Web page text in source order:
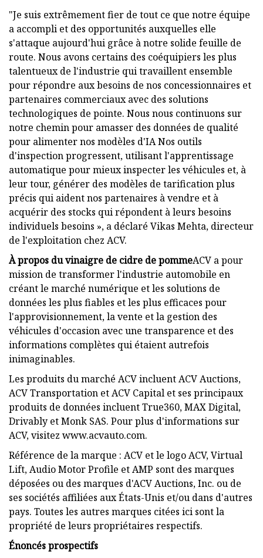
"Je suis extrêmement fier de tout ce que notre équipe
a accompli et des opportunités auxquelles elle
s'attaque aujourd'hui grâce à notre solide feuille de
route. Nous avons certains des coéquipiers les plus
talentueux de l'industrie qui travaillent ensemble
pour répondre aux besoins de nos concessionnaires et
partenaires commerciaux avec des solutions
technologiques de pointe. Nous nous continuons sur
notre chemin pour amasser des données de qualité
pour alimenter nos modèles d'IA Nos outils
d'inspection progressent, utilisant l'apprentissage
automatique pour mieux inspecter les véhicules et, à
leur tour, générer des modèles de tarification plus
précis qui aident nos partenaires à vendre et à
acquérir des stocks qui répondent à leurs besoins
individuels besoins », a déclaré Vikas Mehta, directeur
de l'exploitation chez ACV.
À propos du vinaigre de cidre de pommeACV a pour
mission de transformer l'industrie automobile en
créant le marché numérique et les solutions de
données les plus fiables et les plus efficaces pour
l'approvisionnement, la vente et la gestion des
véhicules d'occasion avec une transparence et des
informations complètes qui étaient autrefois
inimaginables.
Les produits du marché ACV incluent ACV Auctions,
ACV Transportation et ACV Capital et ses principaux
produits de données incluent True360, MAX Digital,
Drivably et Monk SAS. Pour plus d'informations sur
ACV, visitez www.acvauto.com.
Référence de la marque : ACV et le logo ACV, Virtual
Lift, Audio Motor Profile et AMP sont des marques
déposées ou des marques d'ACV Auctions, Inc. ou de
ses sociétés affiliées aux États-Unis et/ou dans d'autres
pays. Toutes les autres marques citées ici sont la
propriété de leurs propriétaires respectifs.
Énoncés prospectifs